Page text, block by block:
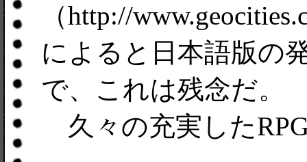
（http://
によると日本語版の
で、これは残念だ。
久々の充実した